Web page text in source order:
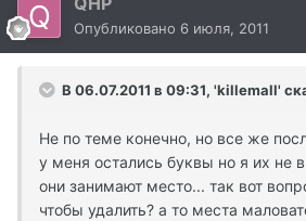
Опубликовано 6 июля, 2011
В 06.07.2011 в 09:31, 'killemall'
Не по теме конечно, но все же
у меня остались буквы но я их не
они занимают место... так вот
чтобы удалить? а то места